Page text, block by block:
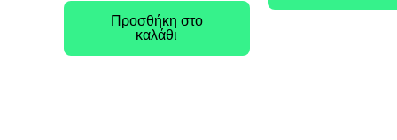
was:
1,00 €.είναι:
0,70 €.
Προσθήκη στο
καλάθι